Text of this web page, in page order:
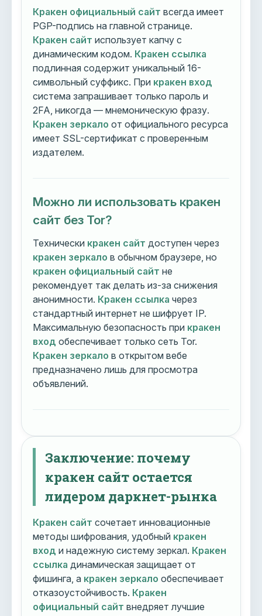
Кракен официальный сайт всегда имеет
PGP-подпись на главной странице.
Кракен сайт использует капчу с
динамическим кодом. Кракен ссылка
подлинная содержит уникальный 16-
символьный суффикс. При кракен вход
система запрашивает только пароль и
2FA, никогда — мнемоническую фразу.
Кракен зеркало от официального ресурса
имеет SSL-сертификат с проверенным
издателем.
Можно ли использовать кракен
сайт без Tor?
Технически кракен сайт доступен через
кракен зеркало в обычном браузере, но
кракен официальный сайт не
рекомендует так делать из-за снижения
анонимности. Кракен ссылка через
стандартный интернет не шифрует IP.
Максимальную безопасность при кракен
вход обеспечивает только сеть Tor.
Кракен зеркало в открытом вебе
предназначено лишь для просмотра
объявлений.
Заключение: почему
кракен сайт остается
лидером даркнет-рынка
Кракен сайт сочетает инновационные
методы шифрования, удобный кракен
вход и надежную систему зеркал. Кракен
ссылка динамическая защищает от
фишинга, а кракен зеркало обеспечивает
отказоустойчивость. Кракен
официальный сайт внедряет лучшие